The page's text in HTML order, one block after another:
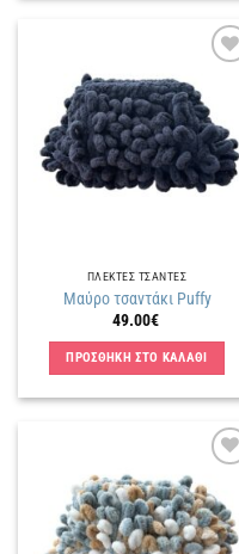
Πρόσθήκη
στην
λίστα
επιθυμιών
ΠΛΕΚΤΕΣ ΤΣΑΝΤΕΣ
Μαύρο τσαντάκι Puffy
49.00€
ΠΡΟΣΘΗΚΗ ΣΤΟ ΚΑΛΑΘΙ
Πρόσθήκη
στην
λίστα
επιθυμιών